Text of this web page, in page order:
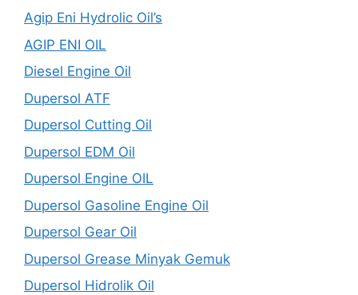
Agip Eni Hydrolic Oil’s
AGIP ENI OIL
Diesel Engine Oil
Dupersol ATF
Dupersol Cutting Oil
Dupersol EDM Oil
Dupersol Engine OIL
Dupersol Gasoline Engine Oil
Dupersol Gear Oil
Dupersol Grease Minyak Gemuk
Dupersol Hidrolik Oil